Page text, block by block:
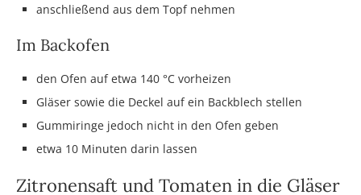
anschließend aus dem Topf nehmen
Im Backofen
den Ofen auf etwa 140 °C vorheizen
Gläser sowie die Deckel auf ein Backblech stellen
Gummiringe jedoch nicht in den Ofen geben
etwa 10 Minuten darin lassen
Zitronensaft und Tomaten in die Gläser